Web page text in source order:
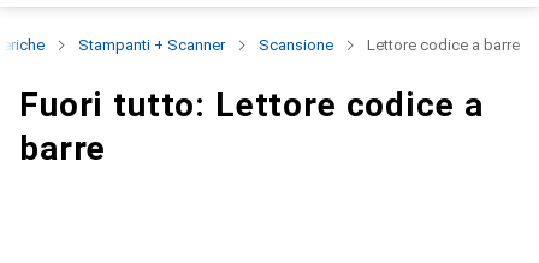
Stampanti + Scanner Scansione Lettore codice a barre
Fuori tutto: Lettore codice a
barre